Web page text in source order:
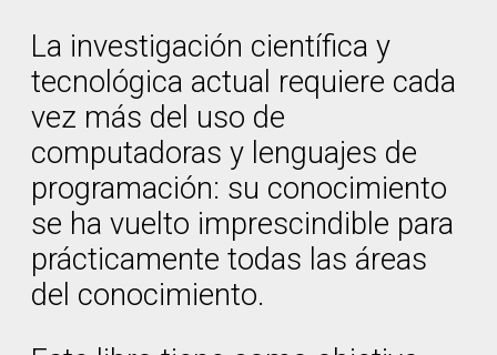
La investigación científica y
tecnológica actual requiere cada
vez más del uso de
computadoras y lenguajes de
programación: su conocimiento
se ha vuelto imprescindible para
prácticamente todas las áreas
del conocimiento.